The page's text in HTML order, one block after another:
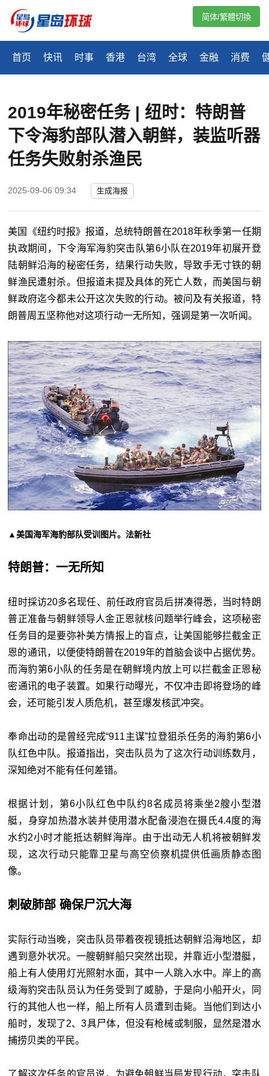
首页 快讯 时事 香港 台湾 全球 金融 消费
简体/繁體切換
2019年秘密任务 | 纽时：特朗普
下令海豹部队潜入朝鲜，装监听器
任务失败射杀渔民
2025-09-06 09:34 生成海报
美国《纽约时报》报道，总统特朗普在2018年秋季第一任期
执政期间，下令海军海豹突击队第6小队在2019年初展开登
陆朝鲜沿海的秘密任务，结果行动失败，导致手无寸铁的朝
鲜渔民遭射杀。但报道未提及具体的死亡人数，而美国与朝
鲜政府迄今都未公开这次失败的行动。被问及有关报道，特
朗普周五坚称他对这项行动一无所知，强调是第一次听闻。
▲美国海军海豹部队受训图片。法新社
特朗普：一无所知
纽时採访20多名现任、前任政府官员后拼凑得悉，当时特朗
普正准备与朝鲜领导人金正恩就核问题举行峰会，这项秘密
任务目的是要弥补美方情报上的盲点，让美国能够拦截金正
恩的通讯，以便使特朗普在2019年的首脑会谈中占据优势。
而海豹第6小队的任务是在朝鲜境内放上可以拦截金正恩秘
密通讯的电子装置。如果行动曝光，不仅冲击即将登场的峰
会，还可能引发人质危机，甚至爆发核武冲突。
奉命出动的是曾经完成“911主谋”拉登狙杀任务的海豹第6小
队红色中队。报道指出，突击队员为了这次行动训练数月，
深知绝对不能有任何差错。
根据计划，第6小队红色中队约8名成员将乘坐2艘小型潜
艇，身穿加热潜水装并使用潜水配备浸泡在摄氏4.4度的海
水约2小时才能抵达朝鲜海岸。由于出动无人机将被朝鲜发
现，这次行动只能靠卫星与高空侦察机提供低画质静态图
像。
刺破肺部 确保尸沉大海
实际行动当晚，突击队员带着夜视镜抵达朝鲜沿海地区，却
遇到意外状况。一艘朝鲜船只突然出现，并靠近小型潜艇，
船上有人使用灯光照射水面，其中一人跳入水中。岸上的高
级海豹突击队员认为任务受到了威胁，于是向小船开火，同
行的其他人也一样，船上所有人员遭到击毙。当他们到达小
船时，发现了2、3具尸体，但没有枪械或制服，显然是潜水
捕捞贝类的平民。
了解这次任务的官员说，为避免朝鲜当局发现行动，突击队